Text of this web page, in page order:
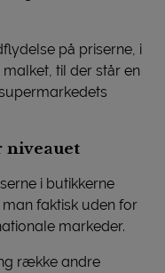
på priserne, i
til der står en
niveauet
i butikkerne
faktisk uden for
markeder.
række andre